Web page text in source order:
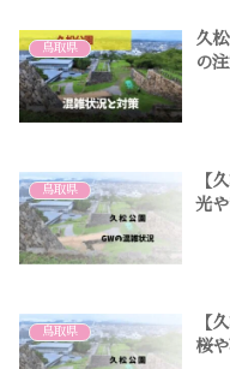
鳥取県
久
の
鳥取県
【
光
鳥取県
【
桜